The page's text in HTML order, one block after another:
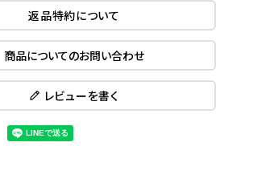
返品特約について
商品についてのお問い合わせ
レビューを書く